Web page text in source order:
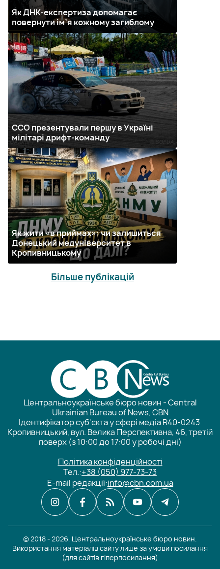
Як ДНК-експертиза допомагає
повернути ім’я кожному загиблому
ССО презентували першу в Україні
мілітарі дрифт-команду
Як жити «в приймах»: чи залишиться
Донецький медуніверситет в
Кропивницькому
Більше публікацій
Центральноукраїнське бюро новин - Central
Ukrainian Bureau of News, CBN
Ідентифікатор суб'єкта у сфері медіа R40-0243
Кропивницький, вул. Велика Перспективна, 46, третій
поверх (з 10:00 до 17:00 у робочі дні)
Політика конфіденційності
Тел.:+38 (050) 977-73-73
E-mail редакції:info@cbn.com.ua
© 2018 - 2026, Центральноукраїнське бюро новин.
Використання матеріалів сайту лише за умови посилання
(для сайтів гіперпосилання)